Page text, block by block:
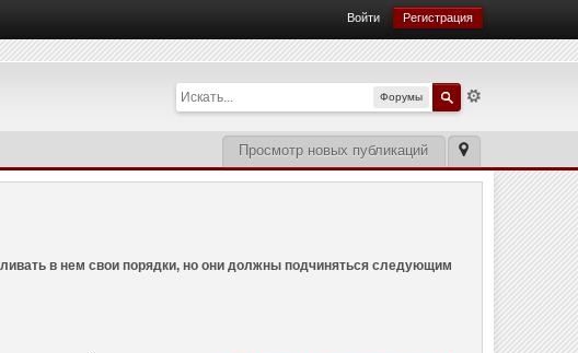
Войти Регистрация
Форумы
Просмотр новых публикаций
в нем свои порядки, но они должны подчиняться следующим